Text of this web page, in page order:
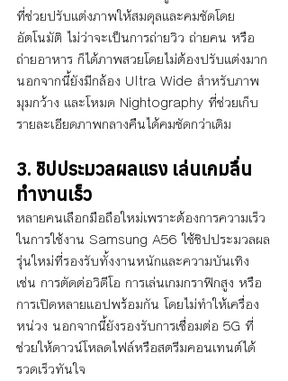
ที่ช่วยปรับแต่งภาพให้สมดุลและคมชัดโดย
อัตโนมัติ ไม่ว่าจะเป็นการถ่ายวิว ถ่ายคน หรือ
ถ่ายอาหาร ก็ได้ภาพสวยโดยไม่ต้องปรับแต่งมาก
นอกจากนี้ยังมีกล้อง Ultra Wide สำหรับภาพ
มุมกว้าง และโหมด Nightography ที่ช่วยเก็บ
รายละเอียดภาพกลางคืนได้คมชัดกว่าเดิม
3. ชิปประมวลผลแรง เล่นเกมลื่น
ทำงานเร็ว
หลายคนเลือกมือถือใหม่เพราะต้องการความเร็ว
ในการใช้งาน Samsung A56 ใช้ชิปประมวลผล
รุ่นใหม่ที่รองรับทั้งงานหนักและความบันเทิง
เช่น การตัดต่อวิดีโอ การเล่นเกมกราฟิกสูง หรือ
การเปิดหลายแอปพร้อมกัน โดยไม่ทำให้เครื่อง
หน่วง นอกจากนี้ยังรองรับการเชื่อมต่อ 5G ที่
ช่วยให้ดาวน์โหลดไฟล์หรือสตรีมคอนเทนต์ได้
รวดเร็วทันใจ